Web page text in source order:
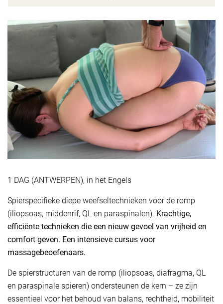
1 DAG (ANTWERPEN), in het Engels
Spierspecifieke diepe weefseltechnieken voor de romp
(iliopsoas, middenrif, QL en paraspinalen). Krachtige,
efficiënte technieken die een nieuw gevoel van vrijheid en
comfort geven. Een intensieve cursus voor
massagebeoefenaars.
De spierstructuren van de romp (iliopsoas, diafragma, QL
en paraspinale spieren) ondersteunen de kern – ze zijn
essentieel voor het behoud van balans, rechtheid, mobiliteit